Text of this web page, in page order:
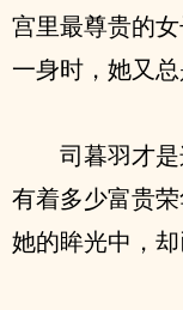
宫里最尊贵的
一身时，她又总
司暮羽才
有着多少富贵
她的眸光中，却